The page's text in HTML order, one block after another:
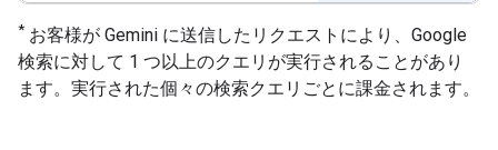
* お客様が Gemini に送信したリクエストにより、Google
検索に対して 1 つ以上のクエリが実行されることがあり
ます。実行された個々の検索クエリごとに課金されます。